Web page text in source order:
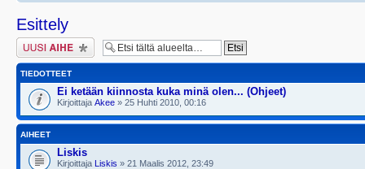
Esittely
Lähetä uusi viesti
TIEDOTTEET
Ei ketään kiinnosta kuka minä olen... (Ohjeet)
Kirjoittaja Akee » 25 Huhti 2010, 00:16
AIHEET
Liskis
Kirjoittaja Liskis » 21 Maalis 2012, 23:49